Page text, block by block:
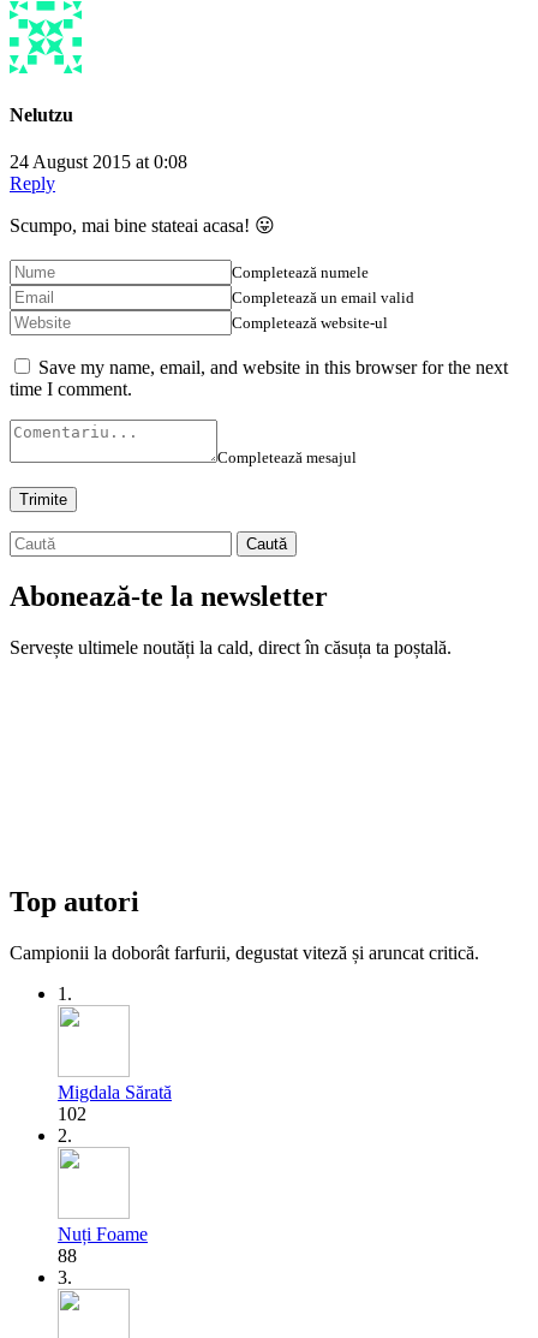
Nelutzu
24 August 2015 at 0:08
Reply
Scumpo, mai bine stateai acasa! 😛
Completează numele
Completează un email valid
Completează website-ul
Save my name, email, and website in this browser for the next
time I comment.
Completează mesajul
Abonează-te la newsletter
Servește ultimele noutăți la cald, direct în căsuța ta poștală.
Top autori
Campionii la doborât farfurii, degustat viteză și aruncat critică.
1.
Migdala Sărată
102
2.
Nuți Foame
88
3.